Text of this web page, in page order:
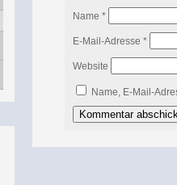
Name*
E-Mail-Adresse*
Website
Name, E-Mail-